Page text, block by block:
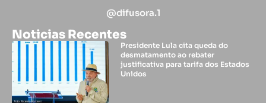
@difusora.1
Noticias Recentes
Presidente Lula cita queda do
desmatamento ao rebater
justificativa para tarifa dos Estados
Unidos